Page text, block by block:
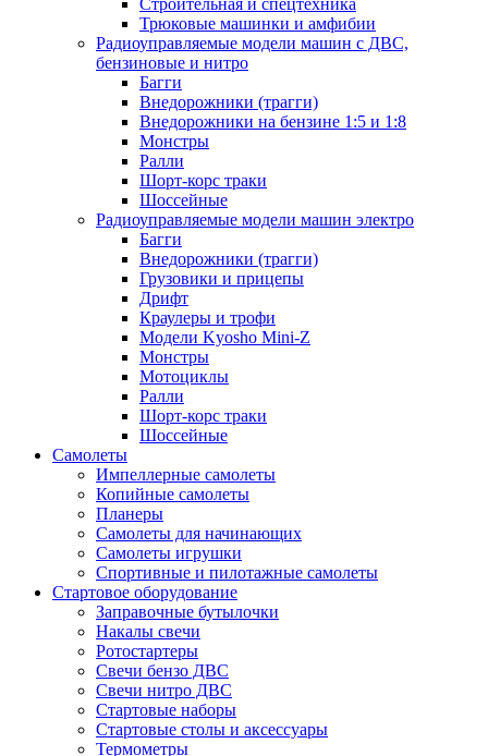
Строительная и спецтехника
Трюковые машинки и амфибии
Радиоуправляемые модели машин с ДВС,
бензиновые и нитро
Багги
Внедорожники (трагги)
Внедорожники на бензине 1:5 и 1:8
Монстры
Ралли
Шорт-корс траки
Шоссейные
Радиоуправляемые модели машин электро
Багги
Внедорожники (трагги)
Грузовики и прицепы
Дрифт
Краулеры и трофи
Модели Kyosho Mini-Z
Монстры
Мотоциклы
Ралли
Шорт-корс траки
Шоссейные
Самолеты
Импеллерные самолеты
Копийные самолеты
Планеры
Самолеты для начинающих
Самолеты игрушки
Спортивные и пилотажные самолеты
Стартовое оборудование
Заправочные бутылочки
Накалы свечи
Ротостартеры
Свечи бензо ДВС
Свечи нитро ДВС
Стартовые наборы
Стартовые столы и аксессуары
Термометры